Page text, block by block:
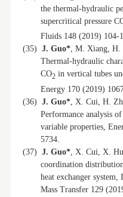
the thermal-hydraulic
supercritical pressure
Fluids 148 (2019) 104-
(35) J. Guo*, M. Xiang, H.
Thermal-hydraulic
CO2 in vertical tubes
Energy 170 (2019)
(36) J. Guo*, X. Cui, H.
Performance analysis
variable properties,
5734.
(37) J. Guo*, X. Cui, X.
coordination
heat exchanger
Mass Transfer 129